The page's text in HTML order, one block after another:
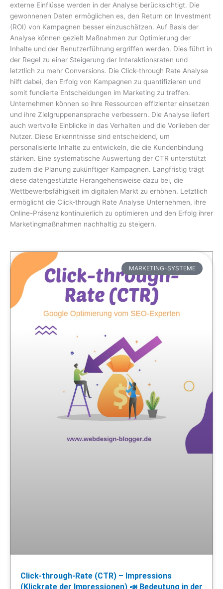
externe Einflüsse werden in der Analyse berücksichtigt. Die
gewonnenen Daten ermöglichen es, den Return on Investment
(ROI) von Kampagnen besser einzuschätzen. Auf Basis der
Analyse können gezielt Maßnahmen zur Optimierung der
Inhalte und der Benutzerführung ergriffen werden. Dies führt in
der Regel zu einer Steigerung der Interaktionsraten und
letztlich zu mehr Conversions. Die Click-through Rate Analyse
hilft dabei, den Erfolg von Kampagnen zu quantifizieren und
somit fundierte Entscheidungen im Marketing zu treffen.
Unternehmen können so ihre Ressourcen effizienter einsetzen
und ihre Zielgruppenansprache verbessern. Die Analyse liefert
auch wertvolle Einblicke in das Verhalten und die Vorlieben der
Nutzer. Diese Erkenntnisse sind entscheidend, um
personalisierte Inhalte zu entwickeln, die die Kundenbindung
stärken. Eine systematische Auswertung der CTR unterstützt
zudem die Planung zukünftiger Kampagnen. Langfristig trägt
diese datengestützte Herangehensweise dazu bei, die
Wettbewerbsfähigkeit im digitalen Markt zu erhöhen. Letztlich
ermöglicht die Click-through Rate Analyse Unternehmen, ihre
Online-Präsenz kontinuierlich zu optimieren und den Erfolg ihrer
Marketingmaßnahmen nachhaltig zu steigern.
MARKETING-SYSTEME
Click-through-Rate (CTR) – Impressions
(Klickrate der Impressionen) 📣 Bedeutung in der